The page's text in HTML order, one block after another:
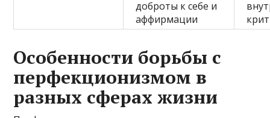
доброты к себе и
аффирмации
Особенности борьбы с
перфекционизмом в
разных сферах жизни